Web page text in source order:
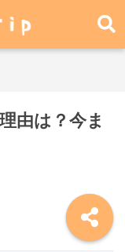
由は？今ま